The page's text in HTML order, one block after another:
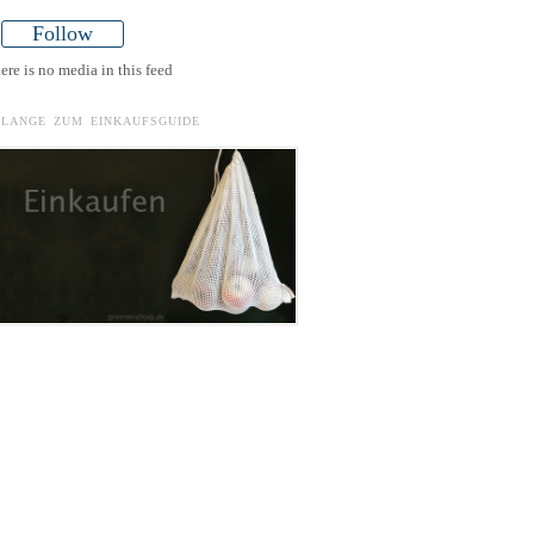
Follow
is no media in this feed
ZUM EINKAUFSGUIDE